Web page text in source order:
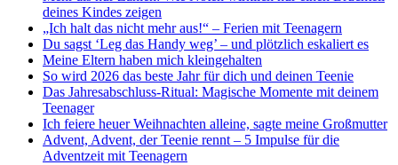
deines Kindes zeigen
„Ich halt das nicht mehr aus!“ – Ferien mit Teenagern
Du sagst ‘Leg das Handy weg’ – und plötzlich eskaliert es
Meine Eltern haben mich kleingehalten
So wird 2026 das beste Jahr für dich und deinen Teenie
Das Jahresabschluss-Ritual: Magische Momente mit deinem
Teenager
Ich feiere heuer Weihnachten alleine, sagte meine Großmutter
Advent, Advent, der Teenie rennt – 5 Impulse für die
Adventzeit mit Teenagern